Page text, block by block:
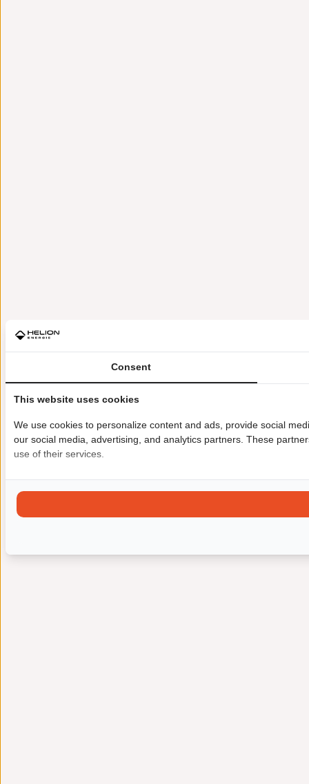
Consent
This website uses cookies
We use cookies to personalize content and ads, provide social
our social media, advertising, and analytics partners. These
use of their services.